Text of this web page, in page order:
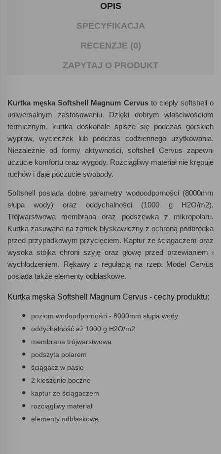
OPIS
SPECYFIKACJA
RECENZJE (0)
ZAPYTAJ O PRODUKT
Kurtka męska Softshell Magnum Cervusto ciepły softshell o
uniwersalnym zastosowaniu. Dzięki dobrym właściwościom
termicznym, kurtka doskonale spisze się podczas górskich
wypraw, wycieczek lub podczas codziennego użytkowania.
Niezależnie od formy aktywności, softshell Cervus zapewni
uczucie komfortu oraz wygody. Rozciągliwy materiał nie krępuje
ruchów i daje poczucie swobody.
Softshell posiada dobre parametry wodoodporności (8000mm
słupa wody) oraz oddychalności (1000 g H2O/m2).
Trójwarstwowa membrana oraz podszewka z mikropolaru.
Kurtka zasuwana na zamek błyskawiczny z ochroną podbródka
przed przypadkowym przycięciem. Kaptur ze ściągaczem oraz
wysoka stójka chroni szyję oraz głowę przed przewianiem i
wychłodzeniem. Rękawy z regulacją na rzep. Model Cervus
posiada także elementy odblaskowe.
Kurtka męska Softshell Magnum Cervus - cechy produktu:
poziom wodoodporności - 8000mm słupa wody
oddychalność aż 1000 g H2O/m2
membrana trójwarstwowa
podszyta polarem
ściągacz w pasie
2 kieszenie boczne
kaptur ze ściągaczem
rozciągliwy materiał
elementy odblaskowe